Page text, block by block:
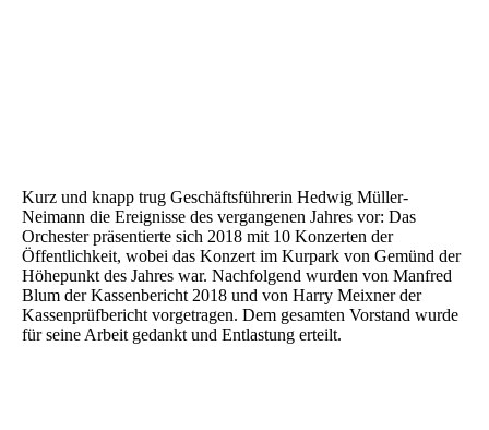
Kurz und knapp trug Geschäftsführerin Hedwig Müller-
Neimann die Ereignisse des vergangenen Jahres vor: Das
Orchester präsentierte sich 2018 mit 10 Konzerten der
Öffentlichkeit, wobei das Konzert im Kurpark von Gemünd der
Höhepunkt des Jahres war. Nachfolgend wurden von Manfred
Blum der Kassenbericht 2018 und von Harry Meixner der
Kassenprüfbericht vorgetragen. Dem gesamten Vorstand wurde
für seine Arbeit gedankt und Entlastung erteilt.